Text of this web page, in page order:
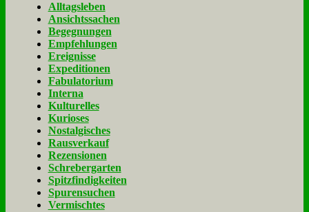
Alltagsleben
Ansichtssachen
Begegnungen
Empfehlungen
Ereignisse
Expeditionen
Fabulatorium
Interna
Kulturelles
Kurioses
Nostalgisches
Rausverkauf
Rezensionen
Schrebergarten
Spitzfindigkeiten
Spurensuchen
Vermischtes